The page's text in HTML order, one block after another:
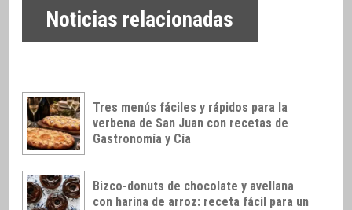
Noticias relacionadas
Tres menús fáciles y rápidos para la
verbena de San Juan con recetas de
Gastronomía y Cía
Bizco-donuts de chocolate y avellana
con harina de arroz: receta fácil para un